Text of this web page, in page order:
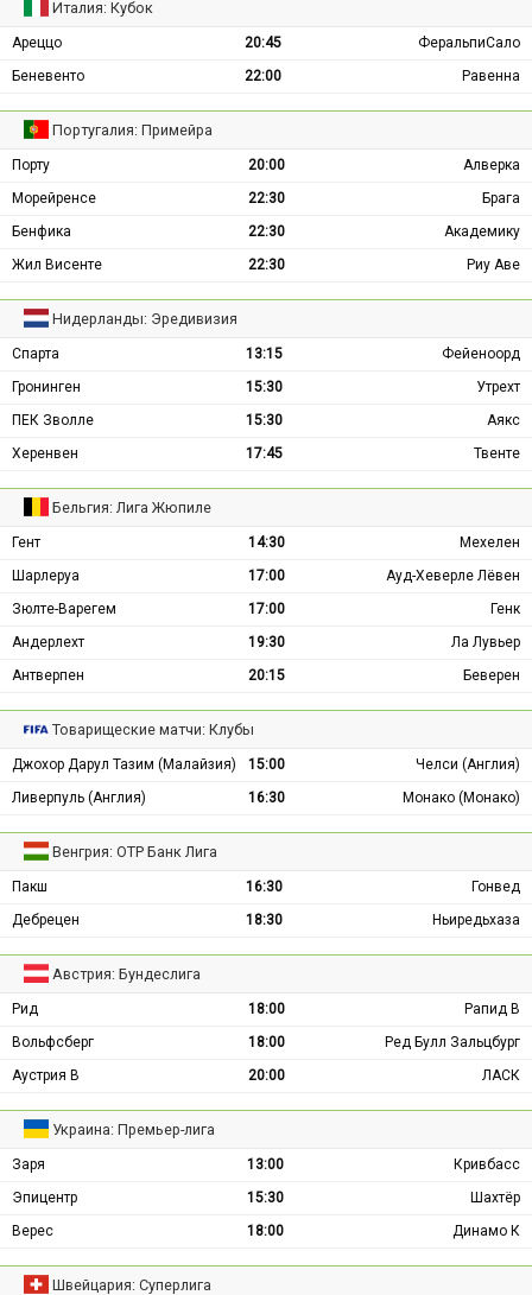
Италия: Кубок
Ареццо 20:45
ФеральпиСало
Беневенто
22:00 Равенна
Португалия: Примейра
Порту 20:00
Алверка
Морейренсе
22:30
Брага
Бенфика
22:30
Академику
Жил Висенте
22:30 Риу Аве
Нидерланды: Эредивизия
Спарта 13:15
Фейеноорд
Гронинген
15:30
Утрехт
ПЕК Зволле
15:30
Аякс
Херенвен
17:45 Твенте
Бельгия: Лига Жюпиле
Гент 14:30
Мехелен
Шарлеруа
17:00
Ауд-Хеверле Лёвен
Зюлте-Варегем
17:00
Генк
Андерлехт
19:30
Ла Лувьер
Антверпен
20:15 Беверен
Товарищеские матчи: Клубы
Джохор Дарул Тазим (Малайзия) 15:00
Челси (Англия)
Ливерпуль (Англия)
16:30 Монако (Монако)
Венгрия: ОТР Банк Лига
Пакш 16:30
Гонвед
Дебрецен
18:30 Ньиредьхаза
Австрия: Бундеслига
Рид 18:00
Рапид В
Вольфсберг
18:00
Ред Булл Зальцбург
Аустрия В
20:00 ЛАСК
Украина: Премьер-лига
Заря 13:00
Кривбасс
Эпицентр
15:30
Шахтёр
Верес
18:00 Динамо К
Швейцария: Суперлига